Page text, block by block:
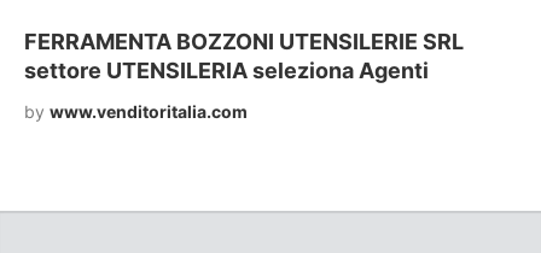
FERRAMENTA BOZZONI UTENSILERIE SRL
settore UTENSILERIA seleziona Agenti
by www.venditoritalia.com